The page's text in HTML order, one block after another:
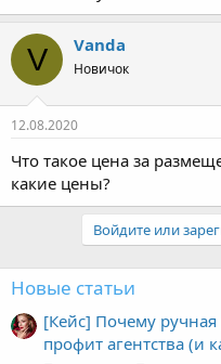
V Vanda
Новичок
12.08.2020
Что такое цена за
какие цены?
Войдите или
[Кейс] Почему ручная
профит агентства (и
Привет всем. Последние